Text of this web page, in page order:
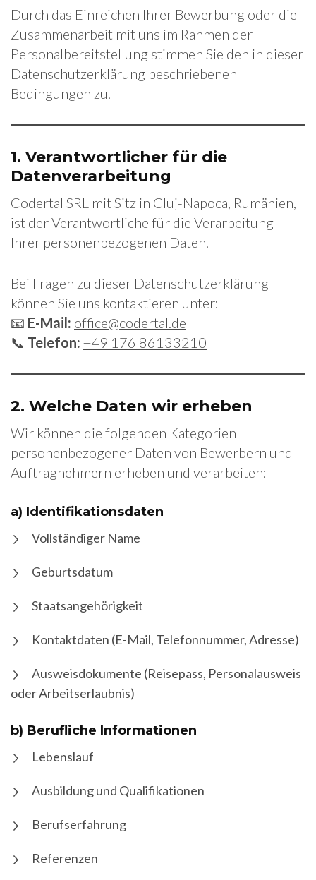
Durch das Einreichen Ihrer Bewerbung oder die
Zusammenarbeit mit uns im Rahmen der
Personalbereitstellung stimmen Sie den in dieser
Datenschutzerklärung beschriebenen
Bedingungen zu.
1. Verantwortlicher für die
Datenverarbeitung
Codertal SRL mit Sitz in Cluj-Napoca, Rumänien,
ist der Verantwortliche für die Verarbeitung
Ihrer personenbezogenen Daten.
Bei Fragen zu dieser Datenschutzerklärung
können Sie uns kontaktieren unter:
📧 E-Mail: office@codertal.de
📞 Telefon: +49 176 86133210
2. Welche Daten wir erheben
Wir können die folgenden Kategorien
personenbezogener Daten von Bewerbern und
Auftragnehmern erheben und verarbeiten:
a) Identifikationsdaten
Vollständiger Name
Geburtsdatum
Staatsangehörigkeit
Kontaktdaten (E-Mail, Telefonnummer, Adresse)
Ausweisdokumente (Reisepass, Personalausweis
oder Arbeitserlaubnis)
b) Berufliche Informationen
Lebenslauf
Ausbildung und Qualifikationen
Berufserfahrung
Referenzen